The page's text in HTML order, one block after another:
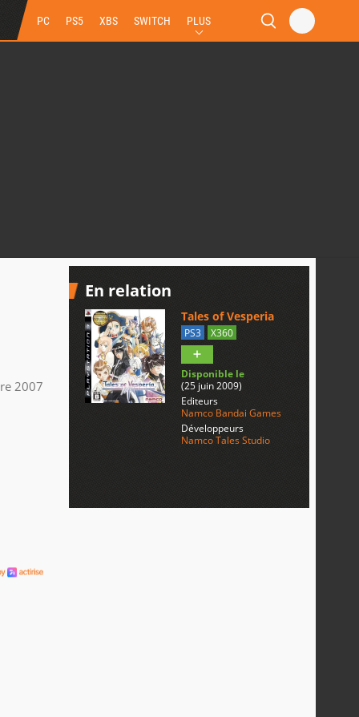
PC PS5 XBS SWITCH PLUS
2007
En relation
Tales of Vesperia
PS3 X360
Disponible le
(25 juin 2009)
Editeurs
Namco Bandai Games
Développeurs
Namco Tales Studio